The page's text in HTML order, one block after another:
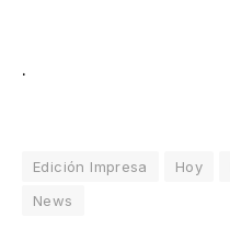
.
Edición Impresa Hoy
News